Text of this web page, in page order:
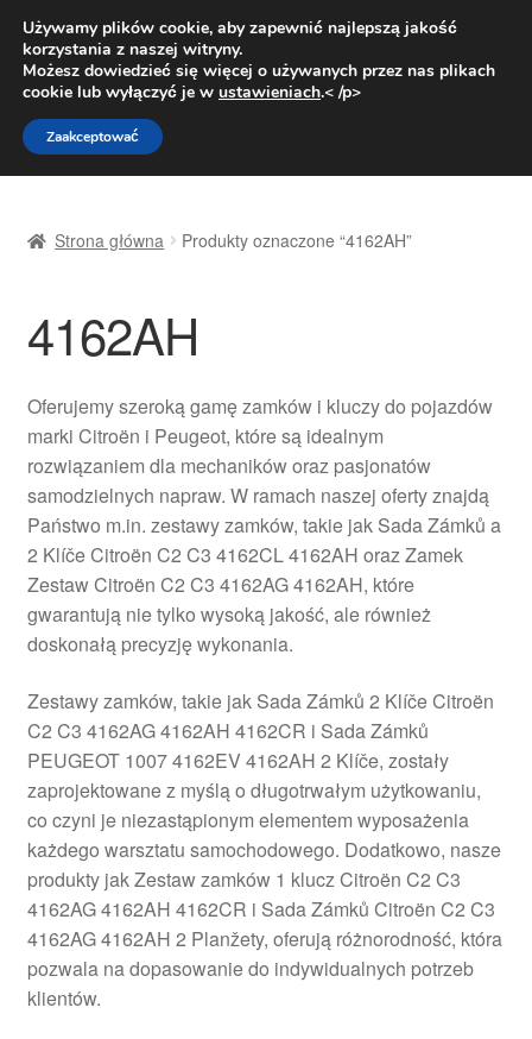
DOSTAWA od 31 zł
Pn.-pt. 9:00-16:00800 003 167
Przejdź
do
nawigacji
Przejdź
do
treści
Dostawa
Dostawa na cały świat
Moje konto
O nas
Płatności
Polityka prywatności
Procedura reklamacyjna
Skarga
Wózek
Zamówienia
Zasady i warunki
Strona główna Produkty oznaczone “4162AH”
4162AH
Oferujemy szeroką gamę zamków i kluczy do pojazdów
marki Citroën i Peugeot, które są idealnym
rozwiązaniem dla mechaników oraz pasjonatów
samodzielnych napraw. W ramach naszej oferty znajdą
Państwo m.in. zestawy zamków, takie jak Sada Zámků a
2 Klíče Citroën C2 C3 4162CL 4162AH oraz Zamek
Zestaw Citroën C2 C3 4162AG 4162AH, które
gwarantują nie tylko wysoką jakość, ale również
doskonałą precyzję wykonania.
Zestawy zamków, takie jak Sada Zámků 2 Klíče Citroën
C2 C3 4162AG 4162AH 4162CR i Sada Zámků
PEUGEOT 1007 4162EV 4162AH 2 Klíče, zostały
zaprojektowane z myślą o długotrwałym użytkowaniu,
co czyni je niezastąpionym elementem wyposażenia
każdego warsztatu samochodowego. Dodatkowo, nasze
produkty jak Zestaw zamków 1 klucz Citroën C2 C3
4162AG 4162AH 4162CR i Sada Zámků Citroën C2 C3
4162AG 4162AH 2 Planžety, oferują różnorodność, która
pozwala na dopasowanie do indywidualnych potrzeb
klientów.
Używamy plików cookie, aby zapewnić najlepszą jakość
korzystania z naszej witryny.
Możesz dowiedzieć się więcej o używanych przez nas plikach
cookie lub wyłączyć je w ustawieniach.< /p>
Zaakceptować